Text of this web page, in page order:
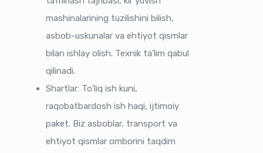
mashinalarining tuzilishini bilish,
asbob-uskunalar va ehtiyot qismlar
bilan ishlay olish. Texnik ta'lim qabul
qilinadi.
Shartlar: To'liq ish kuni,
raqobatbardosh ish haqi, ijtimoiy
paket. Biz asboblar, transport va
ehtiyot qismlar omborini taqdim